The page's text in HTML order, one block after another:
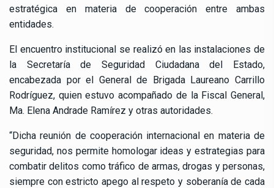
estratégica en materia de cooperación entre ambas
entidades.
El encuentro institucional se realizó en las instalaciones de
la Secretaría de Seguridad Ciudadana del Estado,
encabezada por el General de Brigada Laureano Carrillo
Rodríguez, quien estuvo acompañado de la Fiscal General,
Ma. Elena Andrade Ramírez y otras autoridades.
“Dicha reunión de cooperación internacional en materia de
seguridad, nos permite homologar ideas y estrategias para
combatir delitos como tráfico de armas, drogas y personas,
siempre con estricto apego al respeto y soberanía de cada